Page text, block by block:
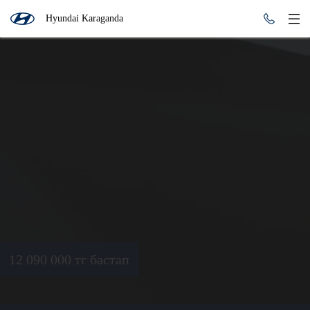
Hyundai Karaganda
12 090 000 тг бастап